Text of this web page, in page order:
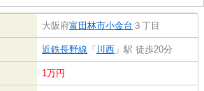
大阪府富田林市小金台 ３丁目
近鉄長野線 「 川西 」駅 徒歩20分
1万円